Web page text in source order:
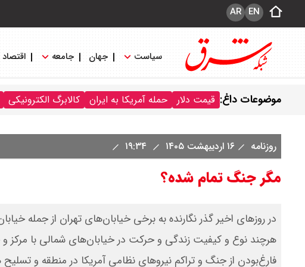
EN
AR
سیاست جهان جامعه اقتصاد
موضوعات داغ: قیمت دلار حمله آمریکا به ایران کالابرگ الکترونیکی
روزنامه ۱۶ اردیبهشت ۱۴۰۵
مگر جنگ تمام‌ شده؟
در روزهای اخیر گذر نگارنده به برخی خیابان‌های تهران از جمله
هرچند نوع و کیفیت زندگی و حرکت در خیابان‌های شمالی با مرکز
فارغ‌بودن از جنگ و تراکم نیروهای نظامی آمریکا در منطقه و